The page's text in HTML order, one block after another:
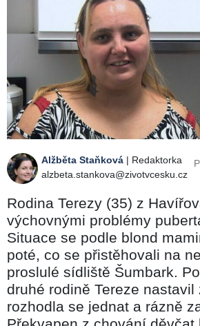
Alžběta Staňková | Redaktorka
alzbeta.stankova@zivotvcesku.cz
Rodina Terezy (35) z
výchovnými problémy
Situace se podle blond
poté, co se přistěhovali na
proslulé sídliště Šumbark.
druhé rodině Tereze nastavil
rozhodla se jednat a rázně